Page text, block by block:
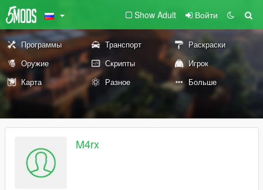
Show Adult Войти
Программы Транспорт
Раскраски
Оружие
Скрипты
Игрок
Карта
Разное Больше
M4rx